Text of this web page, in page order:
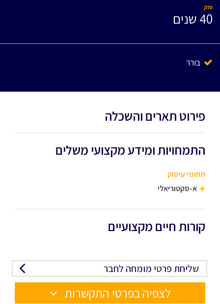
ותק
40 שנים
בורר
פירוט תארים והשכלה
התמחויות ומידע מקצועי משלים
תחומי עיסוק
א-סקטוריאלי
קורות חיים מקצועיים
שליחת פרטי מומחה לחבר
לצפיה בפרטי התקשרות